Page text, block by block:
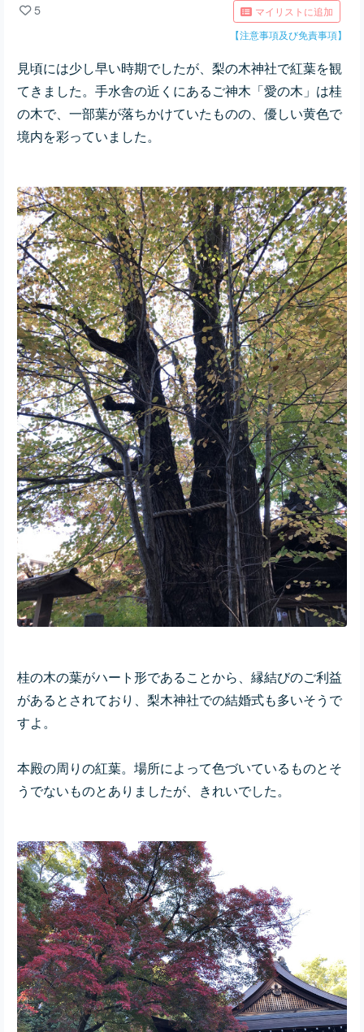
5
マイリストに追加
【注意事項及び免責事項】
見頃には少し早い時期でしたが、梨の木神社で紅葉を観
てきました。手水舎の近くにあるご神木「愛の木」は桂
の木で、一部葉が落ちかけていたものの、優しい黄色で
境内を彩っていました。
桂の木の葉がハート形であることから、縁結びのご利益
があるとされており、梨木神社での結婚式も多いそうで
すよ。
本殿の周りの紅葉。場所によって色づいているものとそ
うでないものとありましたが、きれいでした。